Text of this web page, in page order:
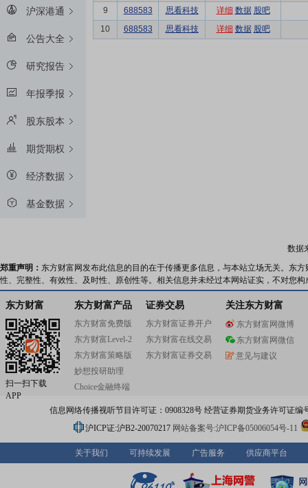
沪深港通
公告大全
研究报告
年报季报
股东股本
期货期权
经济数据
基金数据
9
688583 思看科技 详细 数据 股吧
10
688583 思看科技 详细 数据 股吧
数据
郑重声明： 东方财富网发布此信息的目的在于传播更多信息，与本站立场无关。东
性、完整性、有效性、及时性、原创性等。相关信息并未经过本网站证实，不对您
东方财富
扫一扫下载
APP
东方财富产品
东方财富免费版
东方财富Level-2
东方财富策略版
妙想投研助理
Choice金融终端
证券交易
东方财富证券开户
东方财富在线交易
东方财富证券交易
关注东方财富
东方财富网微博
东方财富网微信
意见与建议
信息网络传播视听节目许可证：0908328号 经营证券期货业务许可证编
沪ICP证:沪B2-20070217 网站备案号:沪ICP备05006054号-11
关于我们 可持续发展 广告服务 供应商平台